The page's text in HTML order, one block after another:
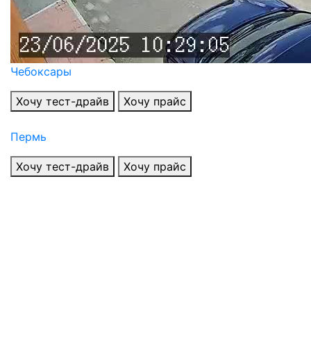
Чебоксары
Хочу тест-драйв Хочу прайс
Пермь
Хочу тест-драйв Хочу прайс